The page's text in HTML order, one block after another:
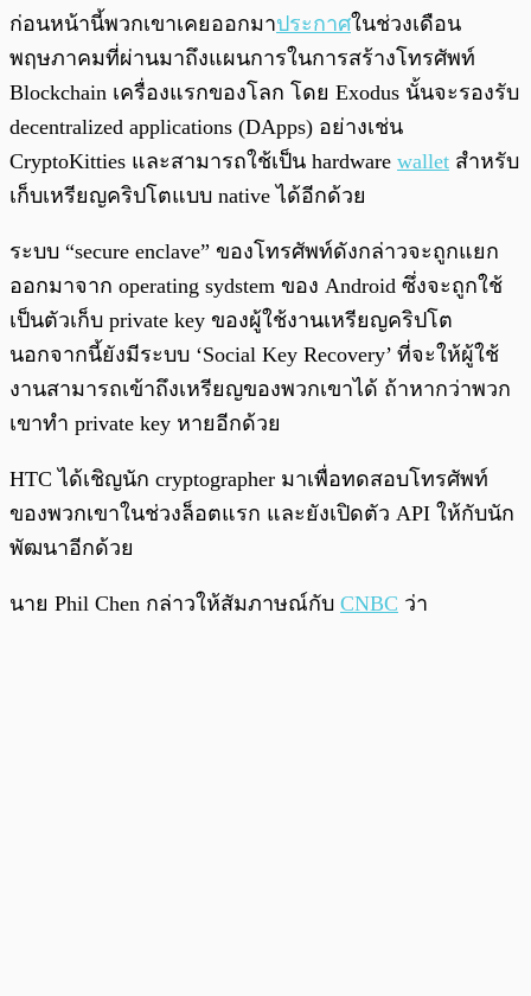
ก่อนหน้านี้พวกเขาเคยออกมาประกาศในช่วงเดือน
พฤษภาคมที่ผ่านมาถึงแผนการในการสร้างโทรศัพท์
Blockchain เครื่องแรกของโลก โดย Exodus นั้นจะรองรับ
decentralized applications (DApps) อย่างเช่น
CryptoKitties และสามารถใช้เป็น hardware wallet สำหรับ
เก็บเหรียญคริปโตแบบ native ได้อีกด้วย
ระบบ “secure enclave” ของโทรศัพท์ดังกล่าวจะถูกแยก
ออกมาจาก operating sydstem ของ Android ซึ่งจะถูกใช้
เป็นตัวเก็บ private key ของผู้ใช้งานเหรียญคริปโต
นอกจากนี้ยังมีระบบ ‘Social Key Recovery’ ที่จะให้ผู้ใช้
งานสามารถเข้าถึงเหรียญของพวกเขาได้ ถ้าหากว่าพวก
เขาทำ private key หายอีกด้วย
HTC ได้เชิญนัก cryptographer มาเพื่อทดสอบโทรศัพท์
ของพวกเขาในช่วงล็อตแรก และยังเปิดตัว API ให้กับนัก
พัฒนาอีกด้วย
นาย Phil Chen กล่าวให้สัมภาษณ์กับ CNBC ว่า